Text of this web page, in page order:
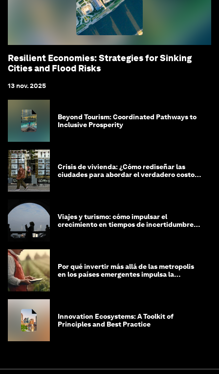
Resilient Economies: Strategies for Sinking
Cities and Flood Risks
13 nov. 2025
Beyond Tourism: Coordinated Pathways to
Inclusive Prosperity
Crisis de vivienda: ¿Cómo rediseñar las
ciudades para abordar el verdadero costo
Viajes y turismo: cómo impulsar el
crecimiento en tiempos de incertidumbre
Por qué invertir más allá de las metropolis
en los países emergentes impulsa la
Innovation Ecosystems: A Toolkit of
Principles and Best Practice